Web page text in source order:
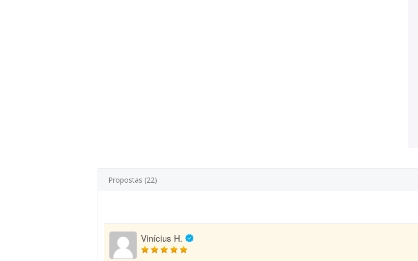
Propostas (22)
Vinícius H.